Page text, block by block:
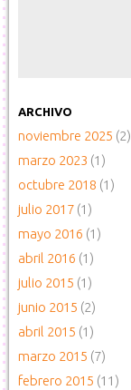
ARCHIVO
noviembre 2025 (2)
marzo 2023 (1)
octubre 2018 (1)
julio 2017 (1)
mayo 2016 (1)
abril 2016 (1)
julio 2015 (1)
junio 2015 (2)
abril 2015 (1)
marzo 2015 (7)
febrero 2015 (11)